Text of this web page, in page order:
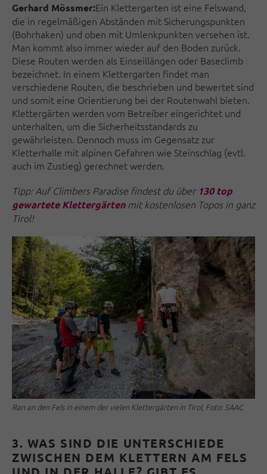
Gerhard Mössmer:Ein Klettergarten ist eine Felswand,
die in regelmäßigen Abständen mit Sicherungspunkten
(Bohrhaken) und oben mit Umlenkpunkten versehen ist.
Man kommt also immer wieder auf den Boden zurück.
Diese Routen werden als Einseillängen oder Baseclimb
bezeichnet. In einem Klettergarten findet man
verschiedene Routen, die beschrieben und bewertet sind
und somit eine Orientierung bei der Routenwahl bieten.
Klettergärten werden vom Betreiber eingerichtet und
unterhalten, um die Sicherheitsstandards zu
gewährleisten. Dennoch muss im Gegensatz zur
Kletterhalle mit alpinen Gefahren wie Steinschlag (evtl.
auch im Zustieg) gerechnet werden.
Tipp: Auf Climbers Paradise findest du über 130 top
gewartete Klettergärtenmit kostenlosen Topos in ganz
Tirol!
Ran an den Fels in einem der vielen Klettergärten in Tirol, Foto: SAAC
3. WAS SIND DIE UNTERSCHIEDE
ZWISCHEN DEM KLETTERN AM FELS